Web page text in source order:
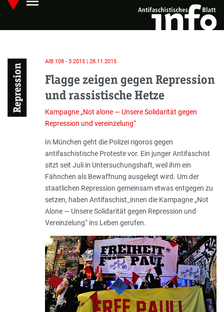
Skip
main
Hauptmenü öffnen
Repression
AIB 108 - 3.2015 | 28.11.2015
Flagge zeigen gegen Repression
und rassistische Hetze
Kampagne „Not alone — Unsere Solidarität gegen
Repression und vereinzelung“
Einleitung
In München geht die Polizei rigoros gegen
antifaschistische Proteste vor. Ein junger Antifaschist
sitzt seit Juli in Untersuchungshaft, weil ihm ein
Fähnchen als Bewaffnung ausgelegt wird. Um der
staatlichen Repression gemeinsam etwas entgegen zu
setzen, haben Antifaschist_innen die Kampagne „Not
Alone — Unsere Solidarität gegen Repression und
Vereinzelung“ ins Leben gerufen.